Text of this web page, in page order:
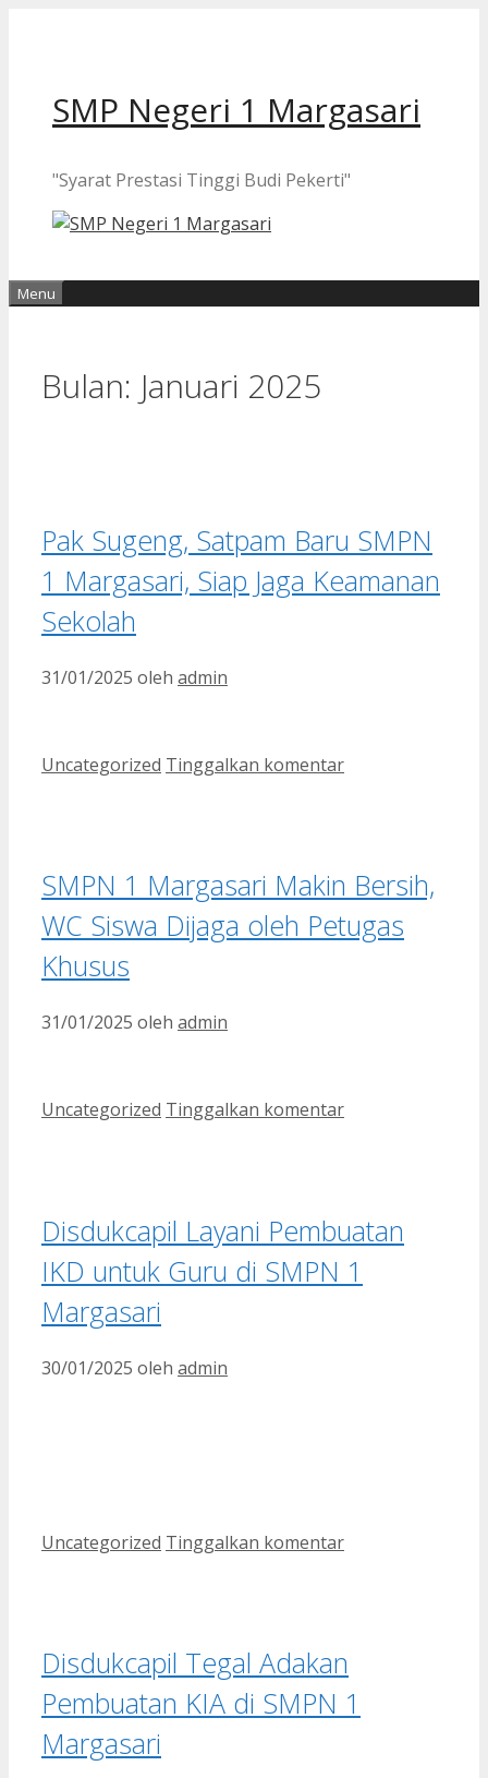
SMP Negeri 1 Margasari
"Syarat Prestasi Tinggi Budi Pekerti"
Menu
Bulan: Januari 2025
Pak Sugeng, Satpam Baru SMPN
1 Margasari, Siap Jaga Keamanan
Sekolah
31/01/2025 oleh admin
Kategori
Uncategorized Tinggalkan komentar
SMPN 1 Margasari Makin Bersih,
WC Siswa Dijaga oleh Petugas
Khusus
31/01/2025 oleh admin
Kategori
Uncategorized Tinggalkan komentar
Disdukcapil Layani Pembuatan
IKD untuk Guru di SMPN 1
Margasari
30/01/2025 oleh admin
Kategori
Uncategorized Tinggalkan komentar
Disdukcapil Tegal Adakan
Pembuatan KIA di SMPN 1
Margasari